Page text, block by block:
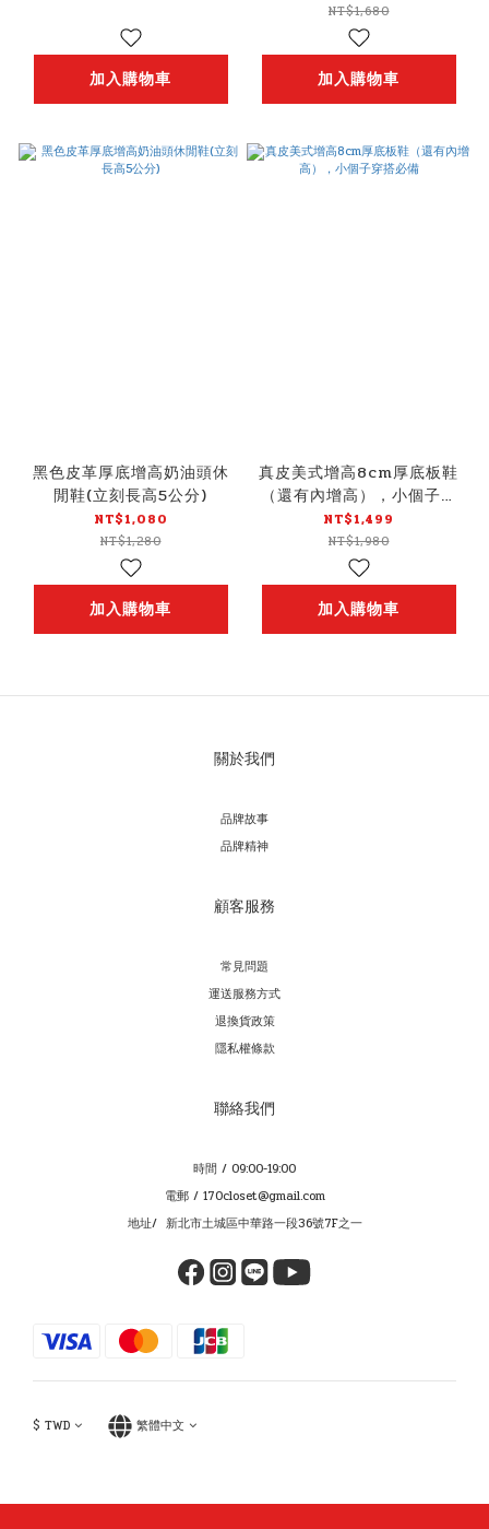
加入購物車
NT$1,680
加入購物車
黑色皮革厚底增高奶油頭休
閒鞋(立刻長高5公分)
NT$1,080
NT$1,280
加入購物車
真皮美式增高8cm厚底板鞋
（還有內增高），小個子穿
搭必備
NT$1,499
NT$1,980
加入購物車
關於我們
品牌故事
品牌精神
顧客服務
常見問題
運送服務方式
退換貨政策
隱私權條款
聯絡我們
時間 / 09:00-19:00
電郵 / 170closet@gmail.com
地址/ 新北市土城區中華路一段36號7F之一
$ TWD 繁體中文